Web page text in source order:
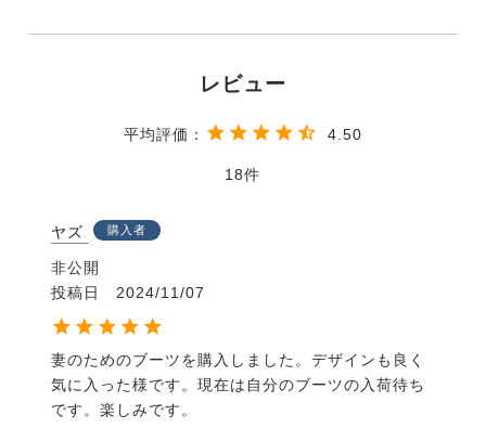
4.50
18
ヤズ 購入者
非公開
投稿日
2024/11/07
妻のためのブーツを購入しました。デザインも良く
気に入った様です。現在は自分のブーツの入荷待ち
です。楽しみです。